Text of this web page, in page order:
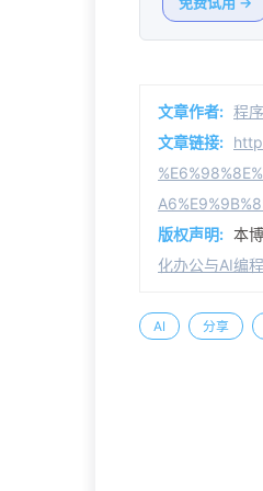
文章作者: 程
文章链接:
版权声明: 本
化办公与AI编程
AI 分享